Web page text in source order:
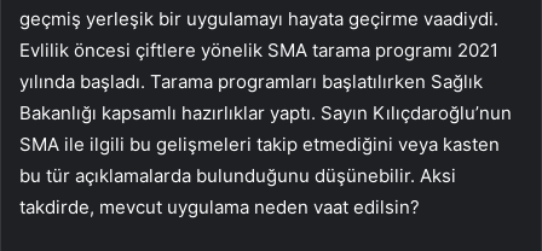
geçmiş yerleşik bir uygulamayı hayata geçirme vaadiydi.
Evlilik öncesi çiftlere yönelik SMA tarama programı 2021
yılında başladı. Tarama programları başlatılırken Sağlık
Bakanlığı kapsamlı hazırlıklar yaptı. Sayın Kılıçdaroğlu’nun
SMA ile ilgili bu gelişmeleri takip etmediğini veya kasten
bu tür açıklamalarda bulunduğunu düşünebilir. Aksi
takdirde, mevcut uygulama neden vaat edilsin?